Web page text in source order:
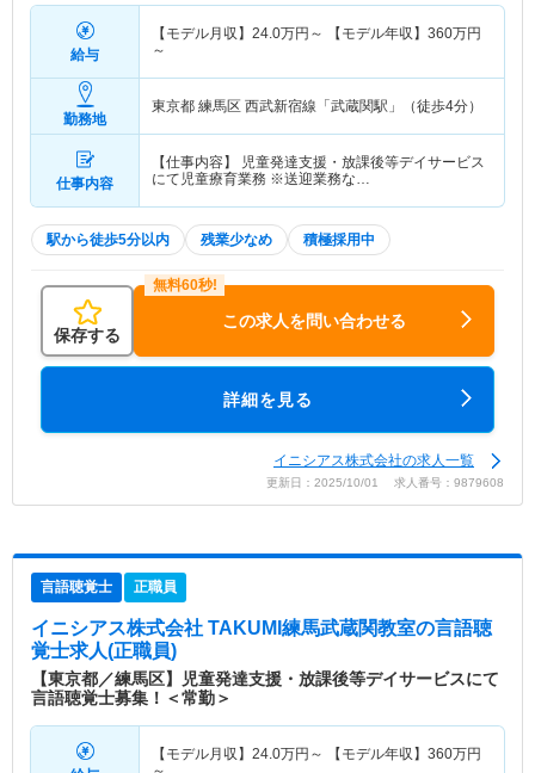
給与
【モデル月収】 24.0万円～ 【モデル年収】 360万円
～
勤務地
東京都 練馬区 西武新宿線「武蔵関駅」（徒歩4分）
仕事内容
【仕事内容】 児童発達支援・放課後等デイサービス
にて児童療育業務 ※送迎業務な…
駅から徒歩5分以内 残業少なめ 積極採用中
保存する
この求人を問い合わせる
詳細を見る
イニシアス株式会社の求人一覧
更新日：2025/10/01 求人番号：9879608
言語聴覚士 正職員
イニシアス株式会社 TAKUMI練馬武蔵関教室の言語聴
覚士求人(正職員)
【東京都／練馬区】児童発達支援・放課後等デイサービスにて
言語聴覚士募集！＜常勤＞
【モデル月収】 24.0万円～ 【モデル年収】 360万円